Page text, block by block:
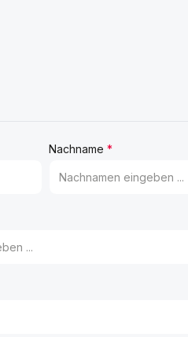
Nachname*